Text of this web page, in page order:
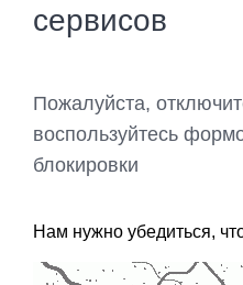
сервисов
Пожалуйста,
воспользуйтесь
блокировки
Нам нужно убедиться,